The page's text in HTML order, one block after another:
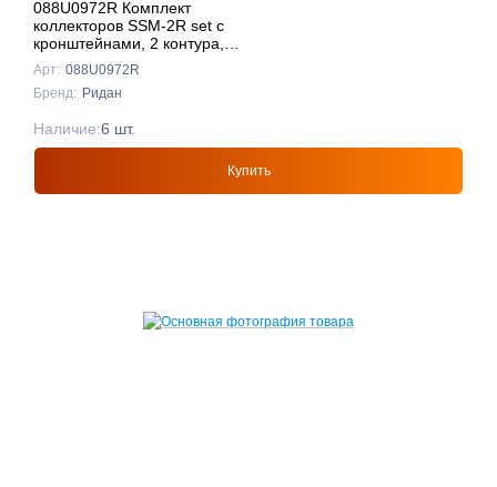
088U0972R Комплект
коллекторов SSM-2R set с
кронштейнами, 2 контура,
Ридан
Арт: 088U0972R
Бренд: Ридан
Купить
Наличие:6 шт.